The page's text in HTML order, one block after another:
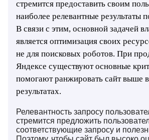
стремится предоставить своим
наиболее релевантные результаты
В связи с этим, основной задачей
является оптимизация своих
не для поисковых роботов. При
Яндексе существуют основные
помогают ранжировать сайт выше
результатах.
Релевантность запросу
стремится предложить
соответствующие запросу и